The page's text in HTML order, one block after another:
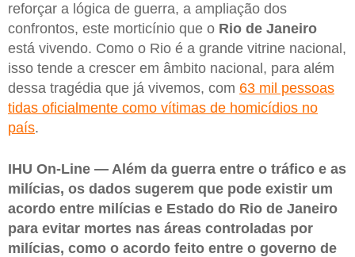
reforçar a lógica de guerra, a ampliação dos
confrontos, este morticínio que o Rio de Janeiro
está vivendo. Como o Rio é a grande vitrine nacional,
isso tende a crescer em âmbito nacional, para além
dessa tragédia que já vivemos, com 63 mil pessoas
tidas oficialmente como vítimas de homicídios no
país.
IHU On-Line — Além da guerra entre o tráfico e as
milícias, os dados sugerem que pode existir um
acordo entre milícias e Estado do Rio de Janeiro
para evitar mortes nas áreas controladas por
milícias, como o acordo feito entre o governo de